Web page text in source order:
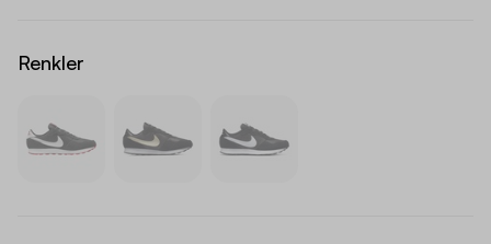
Renkler